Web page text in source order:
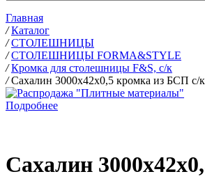
Главная
/ Каталог
/ СТОЛЕШНИЦЫ
/ СТОЛЕШНИЦЫ FORMA&STYLE
/ Кромка для столешницы F&S, с/к
/ Сахалин 3000х42х0,5 кромка из БСП с/к
Подробнее
Сахалин